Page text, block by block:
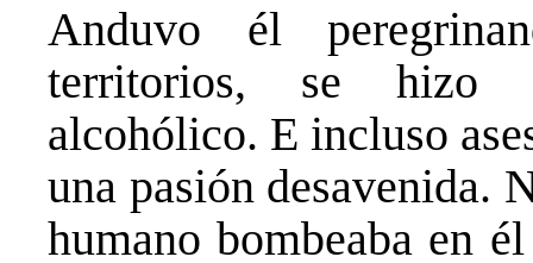
Anduvo él
territorios, se hizo
alcohólico. E incluso
una pasión desavenida.
humano bombeaba en